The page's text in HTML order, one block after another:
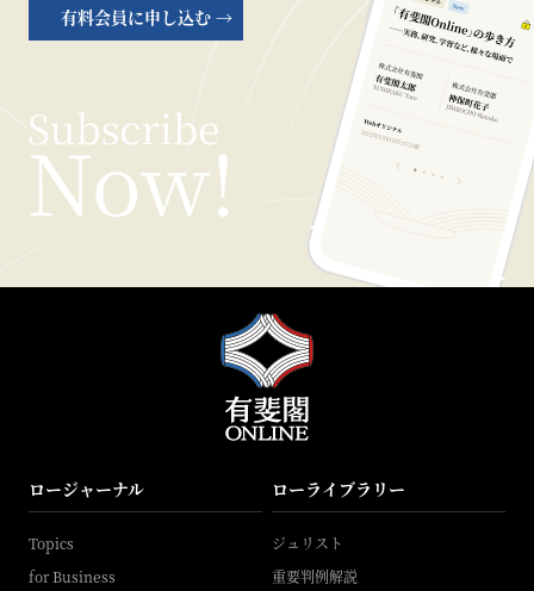
有料会員に申し込む →
ロージャーナル
Topics
for Business
ローライブラリー
ジュリスト
重要判例解説